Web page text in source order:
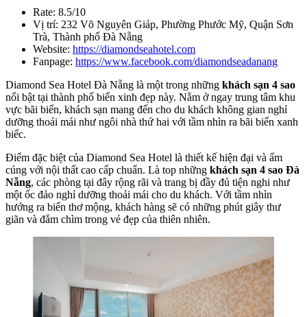
Rate: 8.5/10
Vị trí: 232 Võ Nguyên Giáp, Phường Phước Mỹ, Quận Sơn
Trà, Thành phố Đà Nẵng
Website: https://diamondseahotel.com
Fanpage: https://www.facebook.com/diamondseadanang
Diamond Sea Hotel Đà Nẵng là một trong những khách sạn 4 sao
nổi bật tại thành phố biển xinh đẹp này. Nằm ở ngay trung tâm khu
vực bãi biển, khách sạn mang đến cho du khách không gian nghỉ
dưỡng thoải mái như ngôi nhà thứ hai với tầm nhìn ra bãi biển xanh
biếc.
Điểm đặc biệt của Diamond Sea Hotel là thiết kế hiện đại và ấm
cúng với nội thất cao cấp chuẩn. Là top những khách sạn 4 sao Đà
Nẵng, các phòng tại đây rộng rãi và trang bị đầy đủ tiện nghi như
một ốc đảo nghỉ dưỡng thoải mái cho du khách. Với tầm nhìn
hướng ra biển thơ mộng, khách hàng sẽ có những phút giây thư
giãn và đắm chìm trong vẻ đẹp của thiên nhiên.